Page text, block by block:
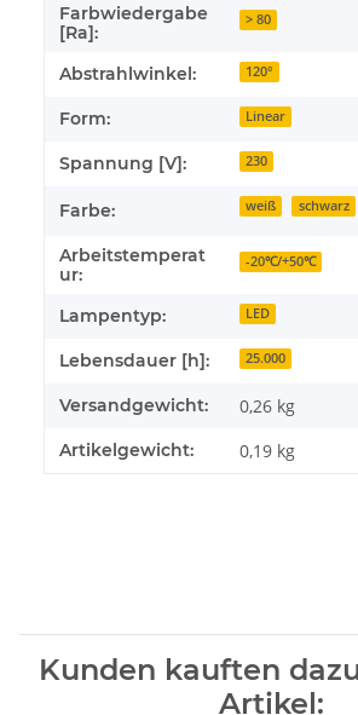
Farbwiedergabe
[Ra]:
> 80
Abstrahlwinkel: 120°
Form: Linear
Spannung [V]: 230
Farbe: weiß schwarz
Arbeitstemperat
ur:
-20℃/+50℃
Lampentyp: LED
Lebensdauer [h]: 25.000
Versandgewicht: 0,26 kg
Artikelgewicht: 0,19 kg
Kunden kauften
Artikel: